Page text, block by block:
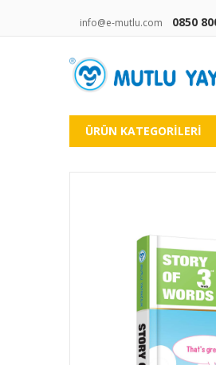
info@e-mutlu.com 0850
ÜRÜN KATEGORILERI